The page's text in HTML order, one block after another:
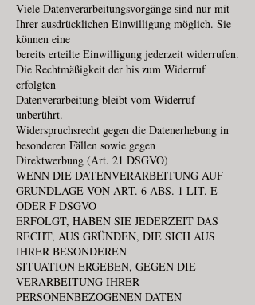
Viele Datenverarbeitungsvorgänge sind nur mit
Ihrer ausdrücklichen Einwilligung möglich. Sie
können eine
bereits erteilte Einwilligung jederzeit widerrufen.
Die Rechtmäßigkeit der bis zum Widerruf
erfolgten
Datenverarbeitung bleibt vom Widerruf
unberührt.
Widerspruchsrecht gegen die Datenerhebung in
besonderen Fällen sowie gegen
Direktwerbung (Art. 21 DSGVO)
WENN DIE DATENVERARBEITUNG AUF
GRUNDLAGE VON ART. 6 ABS. 1 LIT. E
ODER F DSGVO
ERFOLGT, HABEN SIE JEDERZEIT DAS
RECHT, AUS GRÜNDEN, DIE SICH AUS
IHRER BESONDEREN
SITUATION ERGEBEN, GEGEN DIE
VERARBEITUNG IHRER
PERSONENBEZOGENEN DATEN